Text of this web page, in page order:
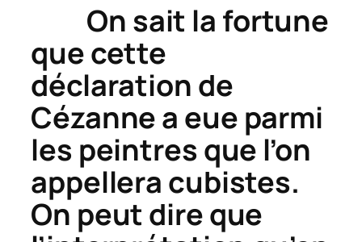
On sait la fortune
que cette
déclaration de
Cézanne a eue parmi
les peintres que l’on
appellera cubistes.
On peut dire que